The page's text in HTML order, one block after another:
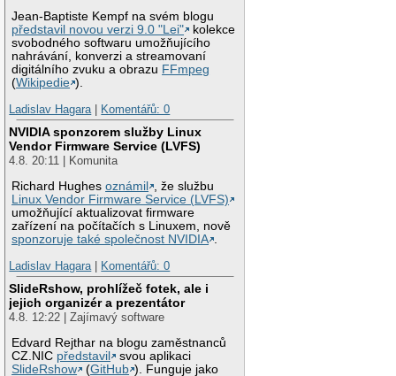
Jean-Baptiste Kempf na svém blogu
představil novou verzi 9.0 "Lei"
kolekce
svobodného softwaru umožňujícího
nahrávání, konverzi a streamovaní
digitálního zvuku a obrazu FFmpeg
(Wikipedie ).
Ladislav Hagara
Komentářů: 0
NVIDIA sponzorem služby Linux
Vendor Firmware Service (LVFS)
4.8. 20:11 | Komunita
Richard Hughesoznámil
, že službu
Linux Vendor Firmware Service (LVFS)
umožňující aktualizovat firmware
zařízení na počítačích s Linuxem, nově
sponzoruje také společnost NVIDIA .
Ladislav Hagara | Komentářů: 0
SlideRshow, prohlížeč fotek, ale i
jejich organizér a prezentátor
4.8. 12:22 | Zajímavý software
Edvard Rejthar na blogu zaměstnanců
CZ.NIC představil
svou aplikaci
SlideRshow
(GitHub ). Funguje jako